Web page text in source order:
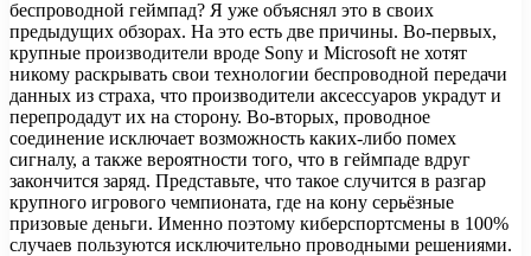
беспроводной геймпад? Я уже объяснял это в своих
предыдущих обзорах. На это есть две причины. Во-первых,
крупные производители вроде Sony и Microsoft не хотят
никому раскрывать свои технологии беспроводной передачи
данных из страха, что производители аксессуаров украдут и
перепродадут их на сторону. Во-вторых, проводное
соединение исключает возможность каких-либо помех
сигналу, а также вероятности того, что в геймпаде вдруг
закончится заряд. Представьте, что такое случится в разгар
крупного игрового чемпионата, где на кону серьёзные
призовые деньги. Именно поэтому киберспортсмены в 100%
случаев пользуются исключительно проводными решениями.